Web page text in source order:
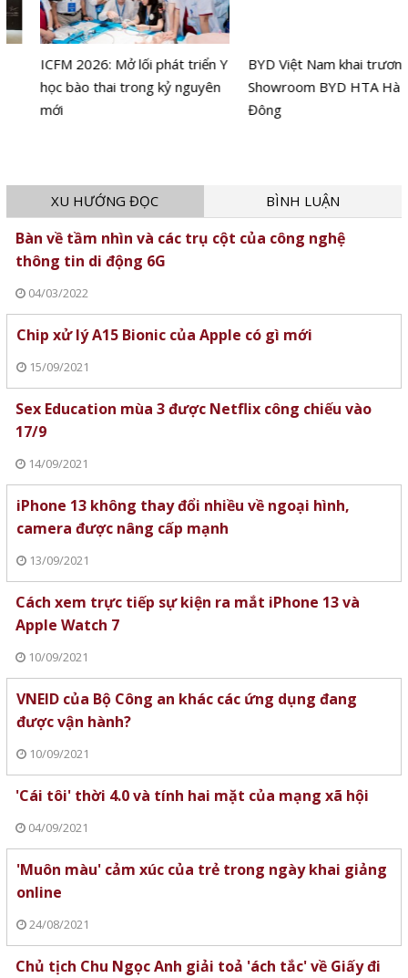
ICFM 2026: Mở lối phát triển Y
học bào thai trong kỷ nguyên
BYD Việt Nam khai trương
Showroom BYD HTA Hà
XU HƯỚNG ĐỌC BÌNH LUẬN
Bàn về tầm nhìn và các trụ cột của công nghệ
thông tin di động 6G
04/03/2022
Chip xử lý A15 Bionic của Apple có gì mới
15/09/2021
Sex Education mùa 3 được Netflix công chiếu vào
17/9
14/09/2021
iPhone 13 không thay đổi nhiều về ngoại hình,
camera được nâng cấp mạnh
13/09/2021
Cách xem trực tiếp sự kiện ra mắt iPhone 13 và
Apple Watch 7
10/09/2021
VNEID của Bộ Công an khác các ứng dụng đang
được vận hành?
10/09/2021
'Cái tôi' thời 4.0 và tính hai mặt của mạng xã hội
04/09/2021
'Muôn màu' cảm xúc của trẻ trong ngày khai giảng
online
24/08/2021
Chủ tịch Chu Ngọc Anh giải toả 'ách tắc' về Giấy đi